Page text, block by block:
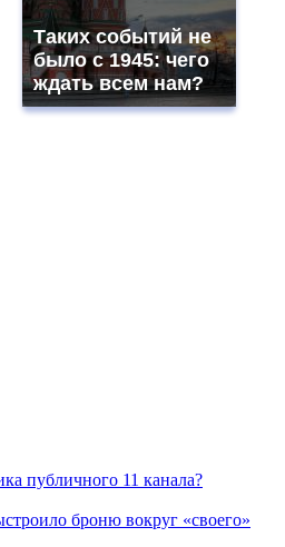
Таких событий не
было с 1945: чего
ждать всем нам?